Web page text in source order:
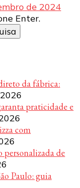
de 2024
Enter.
da fábrica:
praticidade e
com
personalizada de
Paulo: guia